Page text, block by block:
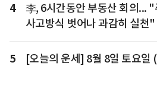
4
李, 6시간동안 부동산 회의...
사고방식 벗어나 과감히 실천"
5 [오늘의 운세] 8월 8일 토요일